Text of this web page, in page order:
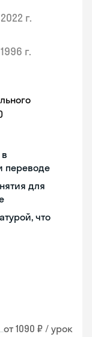
2022 г.
1996 г.
переводе
для
что
от 1090 ₽ / урок